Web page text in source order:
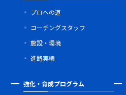
プロへの道
コーチングスタッフ
施設・環境
進路実績
強化・育成プログラム